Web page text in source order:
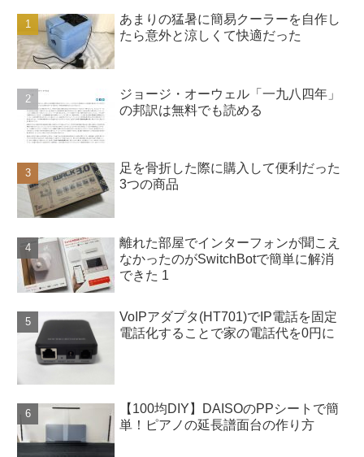
あまりの猛暑に簡易クーラーを自作し
たら意外と涼しくて快適だった
ジョージ・オーウェル「一九八四年」
の邦訳は無料でも読める
足を骨折した際に購入して便利だった
3つの商品
離れた部屋でインターフォンが聞こえ
なかったのがSwitchBotで簡単に解消
できた 1
VoIPアダプタ(HT701)でIP電話を固定
電話化することで家の電話代を0円に
【100均DIY】DAISOのPPシートで簡
単！ピアノの延長譜面台の作り方